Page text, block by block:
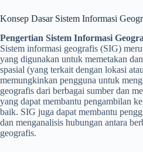
Konsep Dasar Sistem Informasi
Pengertian Sistem Informasi
Sistem informasi geografis (SIG)
yang digunakan untuk memetakan
spasial (yang terkait dengan lokasi
memungkinkan pengguna untuk
geografis dari berbagai sumber dan
yang dapat membantu pengambilan
baik. SIG juga dapat membantu
dan menganalisis hubungan antara
geografis.